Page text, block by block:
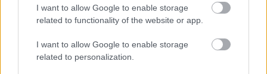
I want to allow Google to enable storage
related to functionality of the website or app.
I want to allow Google to enable storage
related to personalization.